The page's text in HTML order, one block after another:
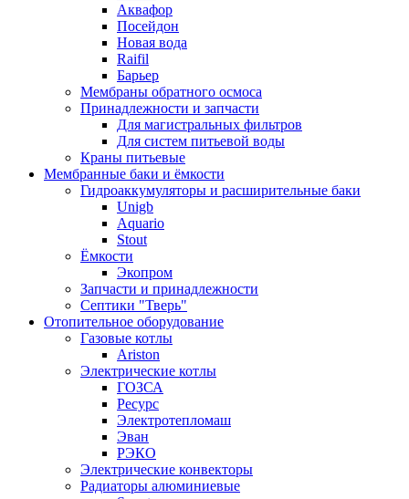
Аквафор
Посейдон
Новая вода
Raifil
Барьер
Мембраны обратного осмоса
Принадлежности и запчасти
Для магистральных фильтров
Для систем питьевой воды
Краны питьевые
Мембранные баки и ёмкости
Гидроаккумуляторы и расширительные баки
Unigb
Aquario
Stout
Ёмкости
Экопром
Запчасти и принадлежности
Септики "Тверь"
Отопительное оборудование
Газовые котлы
Ariston
Электрические котлы
ГОЗСА
Ресурс
Электротепломаш
Эван
РЭКО
Электрические конвекторы
Радиаторы алюминиевые